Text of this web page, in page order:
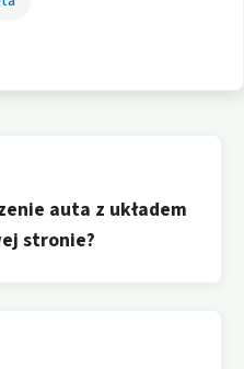
auta z układem
stronie?